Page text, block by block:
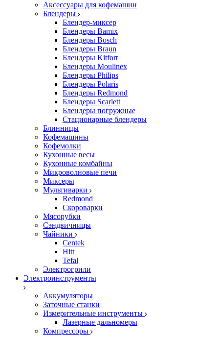
Аксессуары для кофемашин
Блендеры
Блендер-миксер
Блендеры Bamix
Блендеры Bosch
Блендеры Braun
Блендеры Kitfort
Блендеры Moulinex
Блендеры Philips
Блендеры Polaris
Блендеры Redmond
Блендеры Scarlett
Блендеры погружные
Стационарные блендеры
Блинницы
Кофемашины
Кофемолки
Кухонные весы
Кухонные комбайны
Микроволновые печи
Миксеры
Мультиварки
Redmond
Скороварки
Мясорубки
Сэндвичницы
Чайники
Centek
Hitt
Tefal
Электрогрили
Электроинструменты
Аккумуляторы
Заточные станки
Измерительные инструменты
Лазерные дальномеры
Компрессоры